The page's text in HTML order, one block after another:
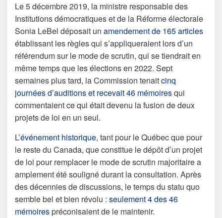
Le 5 décembre 2019, la ministre responsable des
Institutions démocratiques et de la Réforme électorale
Sonia LeBel déposait un amendement de 165 articles
établissant les règles qui s’appliqueraient lors d’un
référendum sur le mode de scrutin, qui se tiendrait en
même temps que les élections en 2022. Sept
semaines plus tard, la Commission tenaitcinq
journées d’auditions et recevait 46 mémoiresqui
commentaient ce qui était devenu la fusion de deux
projets de loi en un seul.
L’événement historique, tant pour le Québec que pour
le reste du Canada, que constitue le dépôt d’un projet
de loi pour remplacer le mode de scrutin majoritaire a
amplement été souligné durant la consultation. Après
des décennies de discussions, le temps du statu quo
semble bel et bien révolu : seulement 4 des 46
mémoirespréconisaient de le maintenir.